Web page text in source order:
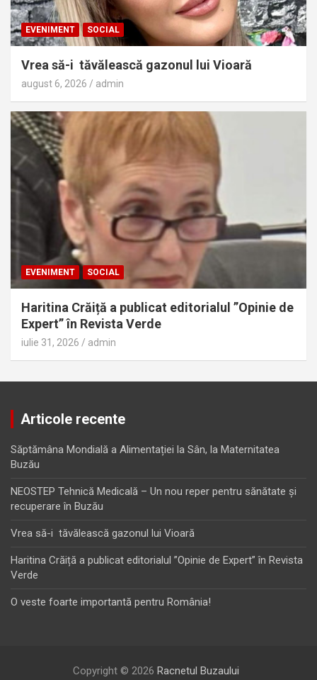
EVENIMENT SOCIAL
Vrea să-i tăvălească gazonul lui Vioară
august 6, 2026 admin
EVENIMENT SOCIAL
Haritina Crăiță a publicat editorialul ”Opinie de
Expert” în Revista Verde
iulie 31, 2026 admin
Articole recente
Săptămâna Mondială a Alimentației la Sân, la Maternitatea
Buzău
NEOSTEP Tehnică Medicală – Un nou reper pentru sănătate și
recuperare în Buzău
Vrea să-i tăvălească gazonul lui Vioară
Haritina Crăiță a publicat editorialul ”Opinie de Expert” în Revista
Verde
O veste foarte importantă pentru România!
Copyright © 2026 Racnetul Buzaului